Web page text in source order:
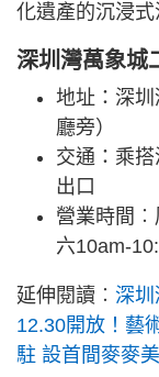
化遺產的沉浸式
深圳灣萬象城
地址：深
廳旁）
交通：乘
出口
營業時間
六10am-
延伸閱讀︰ 深圳
12.30開放！藝
駐 設首間麥麥